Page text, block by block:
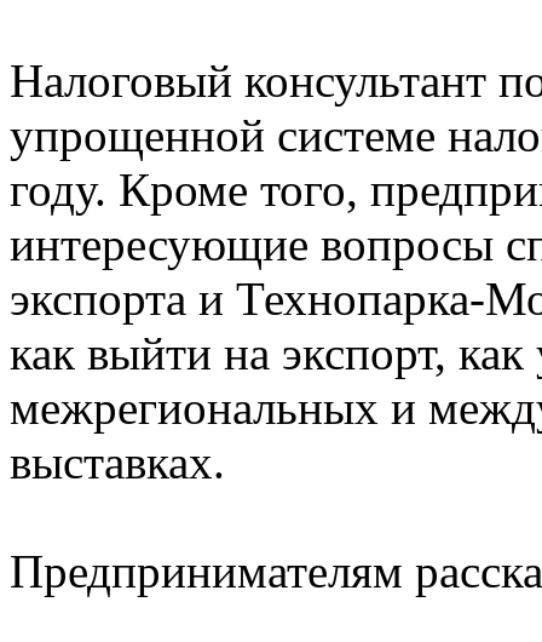
Налоговый консультант
упрощенной системе
году. Кроме того,
интересующие вопросы
экспорта и Технопарка-
как выйти на экспорт, как
межрегиональных и
выставках.
Предпринимателям